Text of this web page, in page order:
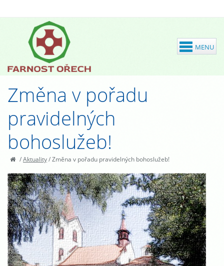
Změna v pořadu
pravidelných
bohoslužeb!
/Aktuality/Změna v pořadu pravidelných bohoslužeb!